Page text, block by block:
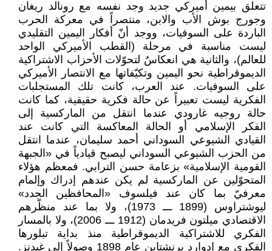
تتعلق بيمين أميركي جديد وجد نفسه مع رونالد ريغان
وجورج بوش الأب والابن، منتصراً في معركة الحرب
الباردة على السوفيات، ووجد أنّ أفكار اليمين التقليدي
ليست مناسبة في مرحلة (القطب الأميركي الواحد
للعالم)، والثانية هي انعكاسٌ لتحوّلات الأحزاب الاشتراكية
الديموقراطية نحو اليمين وتكيّفاتها مع الانتصار الأميركي
على السوفيات. عند العرب، كانت تلك المستجلبات
الفكرية ليست تعبيراً عن حالة فكرية حقيقية، كما كانت
حالة روجيه غارودي عندما انتقل من الماركسية إلى
الفكر الإسلامي أو الحالة المعاكسة التي كانت عند
القيادي الشيوعي السوداني أحمد سليمان، عندما انتقل
من الحزب الشيوعي السوداني ليصبح قيادياً في «الجبهة
القومية الإسلامية» بزعامة حسن الترابي. فمعظم هؤلاء
المتحوّلين عن الماركسية لم يكن عندهم إدراك وإلمام
معرفيّ بما كان عند فيلسوف «المحافظين الجدد»
ليوشتراوس (1899 ـــ 1973)، ولا بما عند منظّرهم
الاقتصادي ميلتون فريدمان (1912 ـــ 2006)، ولا بالمسار
الفكري للاشتراكية الديموقراطية منذ بداية تبلورها
الفكري مع إدوارد برنشتاين عام 1898 وصولاً إلى غيدنز.